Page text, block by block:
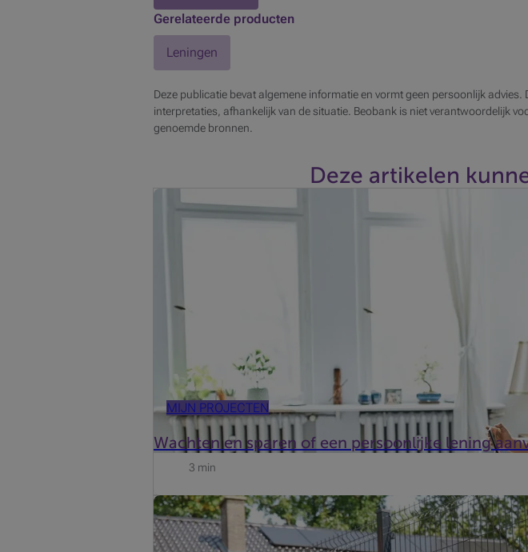
Gerelateerde producten
Leningen
Deze publicatie bevat algemene informatie en vormt geen persoonlijk
interpretaties, afhankelijk van de situatie. Beobank is niet verantwoordelijk
genoemde bronnen.
Deze artikelen
MIJN PROJECTEN
Wachten en sparen of een persoonlijke lening
Wil u binnenkort investeren in een project? Is het dan verstandig
opzij hebt staan?
3 min
Na het horen van een radiospot, klopten ze aan bij Beobank.